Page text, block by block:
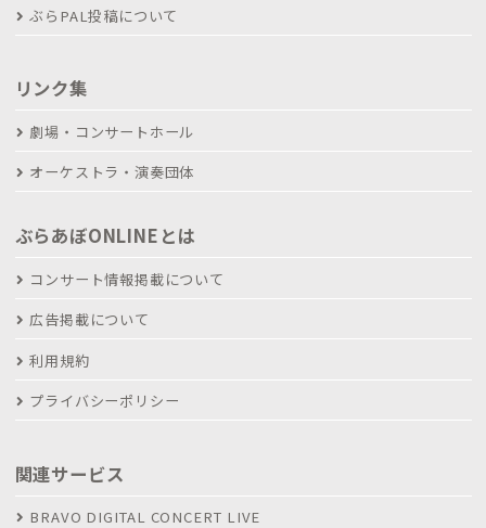
ぶらPAL投稿について
リンク集
劇場・コンサートホール
オーケストラ・演奏団体
ぶらあぼONLINEとは
コンサート情報掲載について
広告掲載について
利用規約
プライバシーポリシー
関連サービス
BRAVO DIGITAL CONCERT LIVE